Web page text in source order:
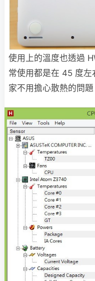
使用上的溫度也透過
常使用都是在 45 度左
家不用擔心散熱的問題